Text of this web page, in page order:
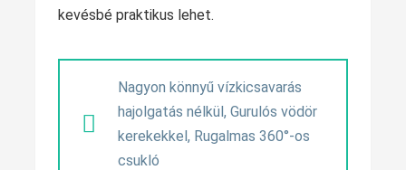
kevésbé praktikus lehet.
Nagyon könnyű vízkicsavarás
hajolgatás nélkül, Gurulós vödör
kerekekkel, Rugalmas 360°-os
csukló